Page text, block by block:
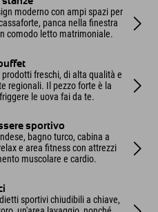
moderno con ampi spazi per
panca nella finestra
comodo letto matrimoniale.
freschi, di alta qualità e
regionali. Il pezzo forte è la
le uova fai da te.
sportivo
bagno turco, cabina a
e area fitness con attrezzi
muscolare e cardio.
sportivi chiudibili a chiave,